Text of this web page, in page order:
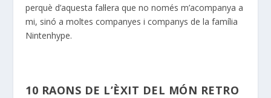
perquè d’aquesta fal·lera que no només m’acompanya a
mi, sinó a moltes companyes i companys de la família
Nintenhype.
10 RAONS DE L’ÈXIT DEL MÓN RETRO